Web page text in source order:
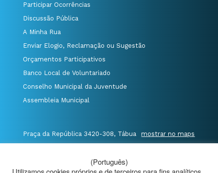
Participar Ocorrências
Discussão Pública
A Minha Rua
Enviar Elogio, Reclamação ou Sugestão
Orçamentos Participativos
Banco Local de Voluntariado
Conselho Municipal da Juventude
Assembleia Municipal
Praça da República 3420-308, Tábua mostrar no maps
E. geral@cm-tabua.pt
(Português)